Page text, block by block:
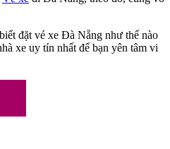
đặt vé xe Đà Nẵng như thế nào
xe uy tín nhất để bạn yên tâm vi